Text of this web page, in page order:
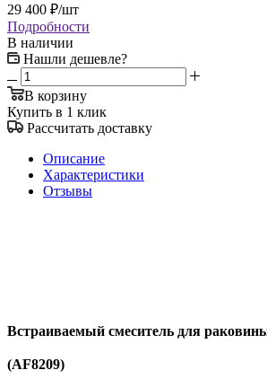
29 400 ₽/шт
Подробности
В наличии
Нашли дешевле?
В корзину
Купить в 1 клик
Рассчитать доставку
Описание
Характеристики
Отзывы
Встраиваемый смеситель для
(AF8209)